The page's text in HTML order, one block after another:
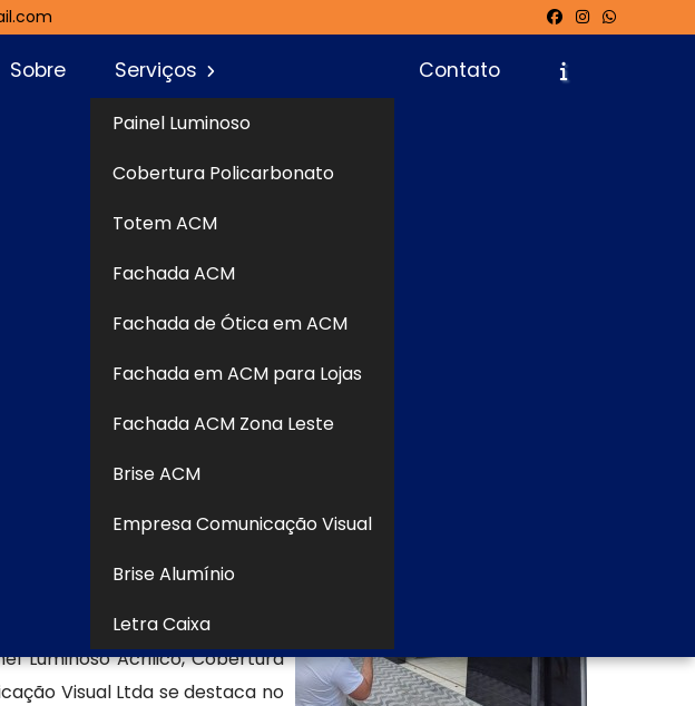
Sobre Serviços
Painel Luminoso
Cobertura Policarbonato
Totem ACM
Fachada ACM
Fachada de Ótica em ACM
Fachada em ACM para Lojas
Fachada ACM Zona Leste
Brise ACM
Empresa Comunicação Visual
Brise Alumínio
Letra Caixa
Contato
Solicite um Orçamento
para sua empresa,
empresa especializada em
Se preferir, utilize os canais
para tirar dúvidas,
Luminoso Acrilico, Cobertura
Visual Ltda se destaca no
Informações